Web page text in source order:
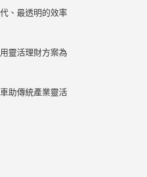
、最透明的效率
靈活理財方案為
助傳統產業靈活